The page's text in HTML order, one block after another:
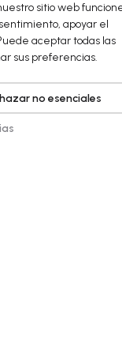
sitio web
apoyar el
aceptar todas las
sus preferencias.
no esenciales